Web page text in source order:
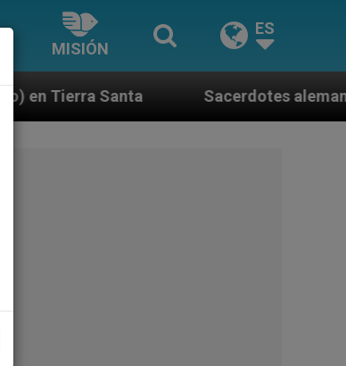
MISIÓN
ES
Sacerdotes alemanes fieles al Papa